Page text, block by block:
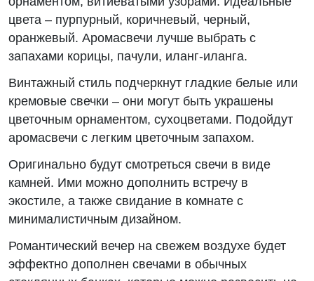
цвета – пурпурный, коричневый, черный,
оранжевый. Аромасвечи лучше выбрать с
запахами корицы, пачули, иланг-иланга.
Винтажный стиль подчеркнут гладкие белые или
кремовые свечки – они могут быть украшены
цветочным орнаментом, сухоцветами. Подойдут
аромасвечи с легким цветочным запахом.
Оригинально будут смотреться свечи в виде
камней. Ими можно дополнить встречу в
экостиле, а также свидание в комнате с
минималистичным дизайном.
Романтический вечер на свежем воздухе будет
эффектно дополнен свечами в обычных